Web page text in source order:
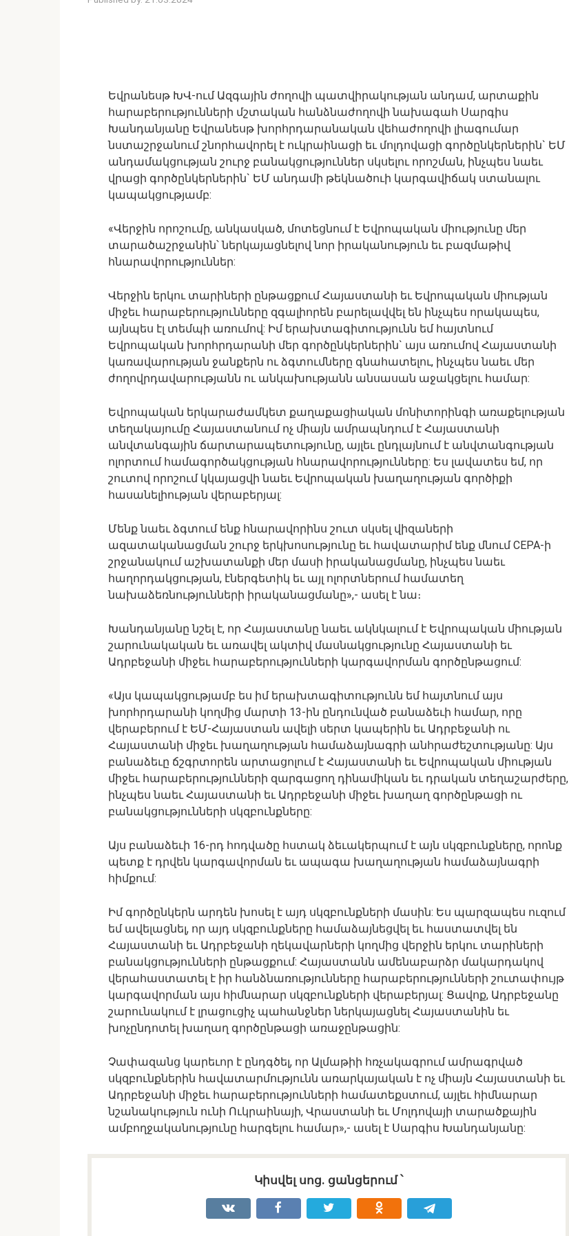
Եվրանեսթ ԽՎ-ում Ազգային ժողովի պատվիրակության անդամ, արտաքին
հարաբերությունների մշտական հանձնաժողովի նախագահ Սարգիս
Խանդանյանը Եվրանեսթ խորհրդարանական վեհաժողովի լիագումար
նստաշրջանում շնորհավորել է ուկրաինացի եւ մոլդովացի գործընկերներին` ԵՄ
անդամակցության շուրջ բանակցություններ սկսելու որոշման, ինչպես նաեւ
վրացի գործընկերներին` ԵՄ անդամի թեկնածուի կարգավիճակ ստանալու
կապակցությամբ:
«Վերջին որոշումը, անկասկած, մոտեցնում է Եվրոպական միությունը մեր
տարածաշրջանին՝ ներկայացնելով նոր իրականություն եւ բազմաթիվ
հնարավորություններ:
Վերջին երկու տարիների ընթացքում Հայաստանի եւ Եվրոպական միության
միջեւ հարաբերությունները զգալիորեն բարելավվել են ինչպես որակապես,
այնպես էլ տեմպի առումով: Իմ երախտագիտությունն եմ հայտնում
Եվրոպական խորհրդարանի մեր գործընկերներին` այս առումով Հայաստանի
կառավարության ջանքերն ու ձգտումները գնահատելու, ինչպես նաեւ մեր
ժողովրդավարությանն ու անկախությանն անսասան աջակցելու համար:
Եվրոպական երկարաժամկետ քաղաքացիական մոնիտորինգի առաքելության
տեղակայումը Հայաստանում ոչ միայն ամրապնդում է Հայաստանի
անվտանգային ճարտարապետությունը, այլեւ ընդլայնում է անվտանգության
ոլորտում համագործակցության հնարավորությունները: Ես լավատես եմ, որ
շուտով որոշում կկայացվի նաեւ Եվրոպական խաղաղության գործիքի
հասանելիության վերաբերյալ:
Մենք նաեւ ձգտում ենք հնարավորինս շուտ սկսել վիզաների
ազատականացման շուրջ երկխոսությունը եւ հավատարիմ ենք մնում CEPA-ի
շրջանակում աշխատանքի մեր մասի իրականացմանը, ինչպես նաեւ
հաղորդակցության, էներգետիկ եւ այլ ոլորտներում համատեղ
նախաձեռնությունների իրականացմանը»,- ասել է նա։
Խանդանյանը նշել է, որ Հայաստանը նաեւ ակնկալում է Եվրոպական միության
շարունակական եւ առավել ակտիվ մասնակցությունը Հայաստանի եւ
Ադրբեջանի միջեւ հարաբերությունների կարգավորման գործընթացում:
«Այս կապակցությամբ ես իմ երախտագիտությունն եմ հայտնում այս
խորհրդարանի կողմից մարտի 13-ին ընդունված բանաձեւի համար, որը
վերաբերում է ԵՄ-Հայաստան ավելի սերտ կապերին եւ Ադրբեջանի ու
Հայաստանի միջեւ խաղաղության համաձայնագրի անհրաժեշտությանը: Այս
բանաձեւը ճշգրտորեն արտացոլում է Հայաստանի եւ Եվրոպական միության
միջեւ հարաբերությունների զարգացող դինամիկան եւ դրական տեղաշարժերը,
ինչպես նաեւ Հայաստանի եւ Ադրբեջանի միջեւ խաղաղ գործընթացի ու
բանակցությունների սկզբունքները:
Այս բանաձեւի 16-րդ հոդվածը հստակ ձեւակերպում է այն սկզբունքները, որոնք
պետք է դրվեն կարգավորման եւ ապագա խաղաղության համաձայնագրի
հիմքում:
Իմ գործընկերն արդեն խոսել է այդ սկզբունքների մասին: Ես պարզապես ուզում
եմ ավելացնել, որ այդ սկզբունքները համաձայնեցվել եւ հաստատվել են
Հայաստանի եւ Ադրբեջանի ղեկավարների կողմից վերջին երկու տարիների
բանակցությունների ընթացքում: Հայաստանն ամենաբարձր մակարդակով
վերահաստատել է իր հանձնառությունները հարաբերությունների շուտափույթ
կարգավորման այս հիմնարար սկզբունքների վերաբերյալ: Ցավոք, Ադրբեջանը
շարունակում է լրացուցիչ պահանջներ ներկայացնել Հայաստանին եւ
խոչընդոտել խաղաղ գործընթացի առաջընթացին:
Չափազանց կարեւոր է ընդգծել, որ Ալմաթիի հռչակագրում ամրագրված
սկզբունքներին հավատարմությունն առարկայական է ոչ միայն Հայաստանի եւ
Ադրբեջանի միջեւ հարաբերությունների համատեքստում, այլեւ հիմնարար
նշանակություն ունի Ուկրաինայի, Վրաստանի եւ Մոլդովայի տարածքային
ամբողջականությունը հարգելու համար»,- ասել է Սարգիս Խանդանյանը:
Կիսվել սոց․ ցանցերում ՝